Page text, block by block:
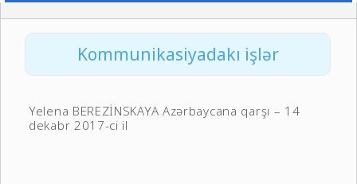
Kommunikasiyadakı işlər
Yelena BEREZİNSKAYA Azərbaycana qarşı – 14
dekabr 2017-ci il